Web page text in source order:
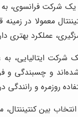
شرکت فرانسوی، به
معمولا در
عملکرد بهتری
شرکت ایتالیایی،
و چسبندگی و
روزمره و
بین